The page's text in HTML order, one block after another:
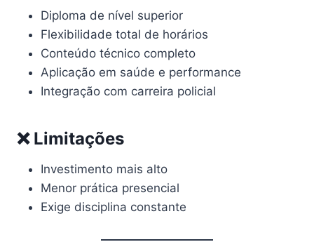
Diploma de nível superior
Flexibilidade total de horários
Conteúdo técnico completo
Aplicação em saúde e performance
Integração com carreira policial
❌ Limitações
Investimento mais alto
Menor prática presencial
Exige disciplina constante